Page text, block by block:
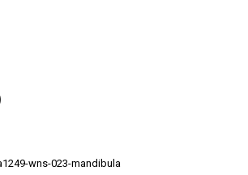
wns-023-mandibula